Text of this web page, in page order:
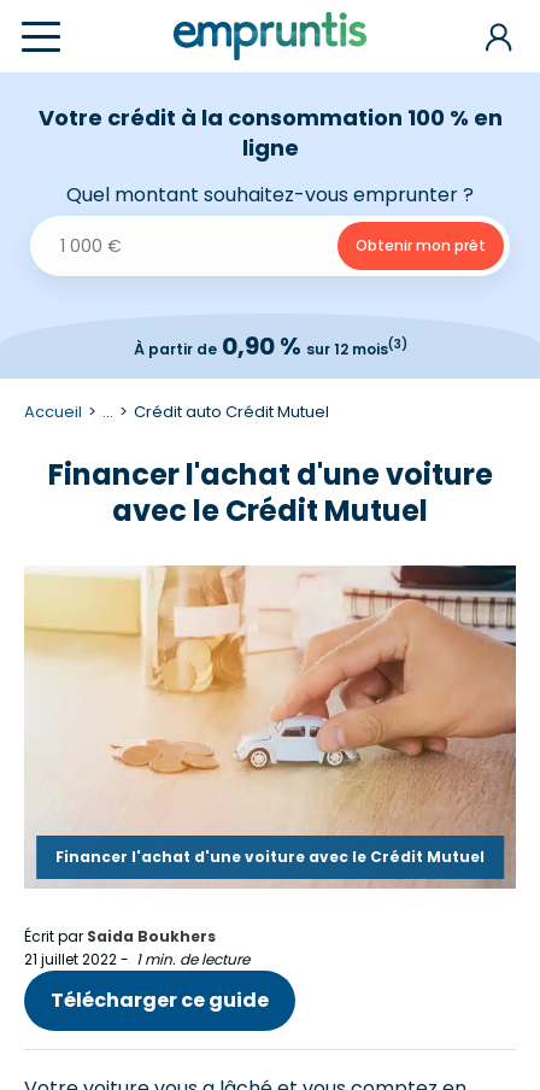
Votre crédit à la consommation 100 % en
ligne
Quel montant souhaitez-vous emprunter ?
À partir de0,90 % sur 12 mois(3)
Accueil ... Crédit auto Crédit Mutuel
Financer l'achat d'une voiture
avec le Crédit Mutuel
Financer l'achat d'une voiture avec le Crédit Mutuel
Écrit par Saida Boukhers
21 juillet 2022- 1 min. de lecture
Télécharger ce guide